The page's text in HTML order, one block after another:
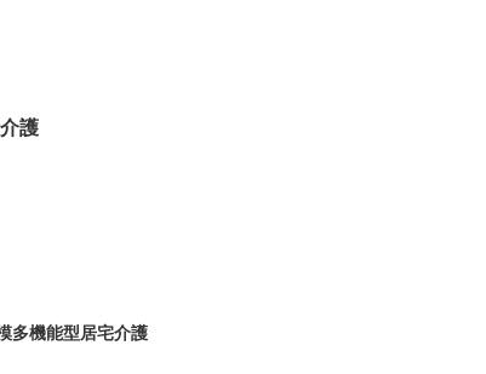
護
多機能型居宅介護